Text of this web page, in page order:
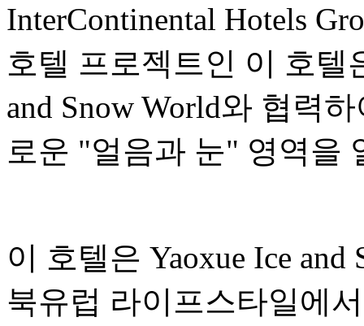
InterContinental Hotels
호텔 프로젝트인 이 호텔
and Snow World와 협력
로운 "얼음과 눈" 영역을
이 호텔은 Yaoxue Ice
북유럽 라이프스타일에